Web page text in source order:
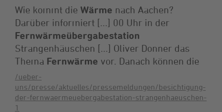
Wie kommt die Wärme nach Aachen?
Darüber informiert [...] 00 Uhr in der
Fernwärmeübergabestation
Strangenhäuschen [...] Oliver Donner das
Thema Fernwärme vor. Danach können die
/ueber-
uns/presse/aktuelles/pressemeldungen/besichtigung-
der-fernwaermeuebergabestation-strangenhaeuschen-
1